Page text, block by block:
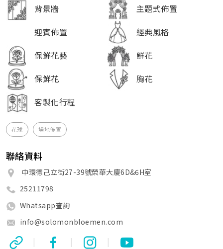
背景牆
主題式佈置
迎賓佈置
經典風格
保鮮花藝
鮮花
保鮮花
胸花
客製化行程
花球 場地佈置
聯絡資料
中環德己立街27-39號榮華大廈6D&6H室
25211798
Whatsapp查詢
info@solomonbloemen.com
| | |